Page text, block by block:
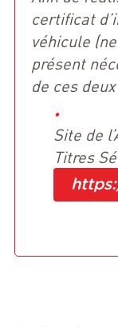
certificat
véhicule
présent
de ces
Site de
Titres